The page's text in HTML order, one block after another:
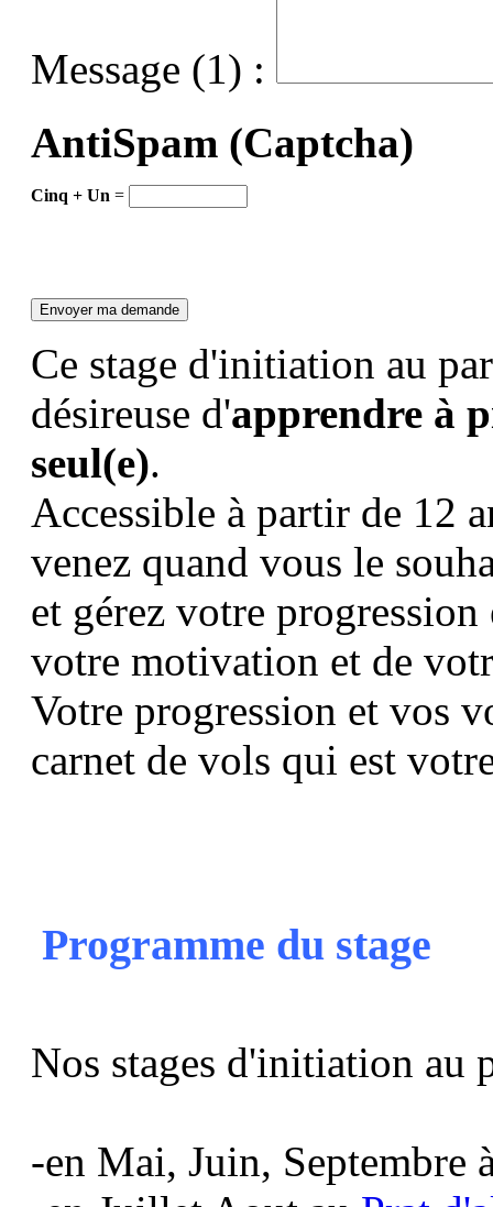
Message (1) :
AntiSpam (Captcha)
Cinq + Un =
Ce stage d'initiation au
désireuse d'apprendre à
seul(e).
Accessible à partir de 12
venez quand vous le
et gérez votre
votre motivation et de
Votre progression et vos
carnet de vols qui est
Programme du stage
Nos stages d'initiation au
-en Mai, Juin, Septembre